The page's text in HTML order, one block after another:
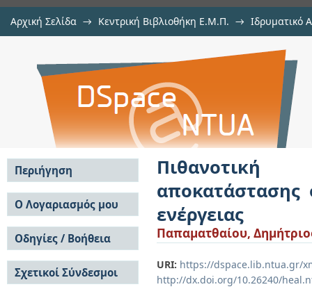
Αρχική Σελίδα → Κεντρική Βιβλιοθήκη Ε.Μ.Π. → Ιδρυματικό
Πιθανοτική διαστασιολόγηση
συστήματα ηλεκτρικής ενέργειας
Πιθανοτική
αποκατάστασης
ενέργειας
Παπαματθαίου,
URI: https://dspace.lib.ntua.gr/
http://dx.doi.org/10.26240/
Περιήγηση
Σε όλο το DSpace
Κοινότητες & Συλλογές
Ανά Ημερομηνία
Έκδοσης
Συγγραφείς
Τίτλοι
Θέματα
Ο Λογαριασμός μου
Σύνδεση
Εγγραφή
Οδηγίες / Βοήθεια
Οδηγίες Υποβολής
Οδηγίες Χρήσης ΙΑ
Συχνές Ερωτήσεις
Σχετικοί Σύνδεσμοι